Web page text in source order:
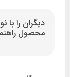
دیگران را
محصول